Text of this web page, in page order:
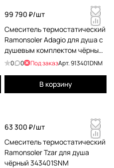
99 790 ₽/шт
Смеситель термостатический
Ramonsoler Adagio для душа с
душевым комплектом чёрный
913401DNM
0 0 Под заказАрт.913401DNM
В корзину
63 300 ₽/шт
Смеситель термостатический
Ramonsoler Tzar для душа
чёрный 343401SNM